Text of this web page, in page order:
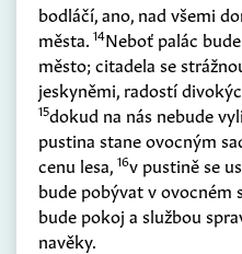
bodláčí, ano, nad všemi
města. 14Neboť palác
město; citadela se
jeskyněmi, radostí
15dokud na nás nebude
pustina stane ovocným
cenu lesa, 16v pustině se
bude pobývat v ovocném
bude pokoj a službou
navěky.